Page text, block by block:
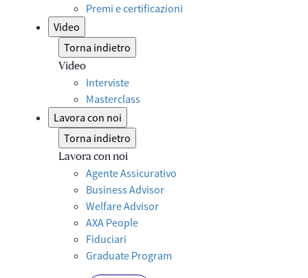
Premi e certificazioni
Video
Torna indietro
Video
Interviste
Masterclass
Lavora con noi
Torna indietro
Lavora con noi
Agente Assicurativo
Business Advisor
Welfare Advisor
AXA People
Fiduciari
Graduate Program